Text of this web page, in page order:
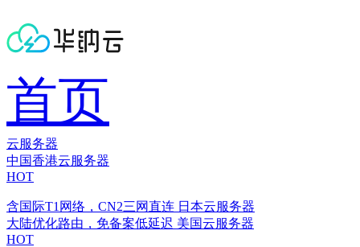
首页
云服务器
中国香港云服务器
HOT
含国际T1网络，CN2三网直连 日本云服务器
大陆优化路由，免备案低延迟 美国云服务器
HOT